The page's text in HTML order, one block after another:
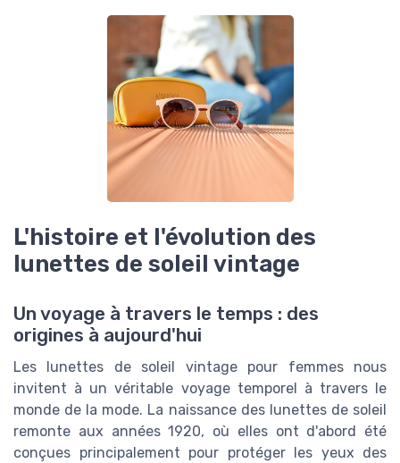
L'histoire et l'évolution des
lunettes de soleil vintage
Un voyage à travers le temps : des
origines à aujourd'hui
Les lunettes de soleil vintage pour femmes nous
invitent à un véritable voyage temporel à travers le
monde de la mode. La naissance des lunettes de soleil
remonte aux années 1920, où elles ont d'abord été
conçues principalement pour protéger les yeux des